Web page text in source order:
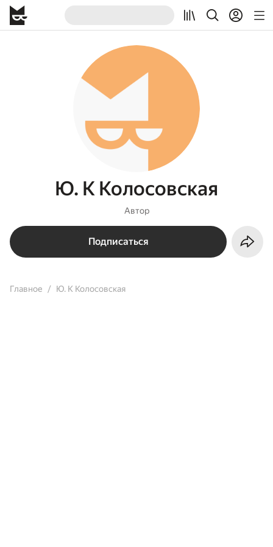
Ю. К Колосовская
Автор
Подписаться
Главное Ю. К Колосовская